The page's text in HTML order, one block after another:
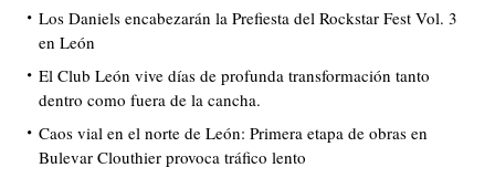
Los Daniels encabezarán la Prefiesta del Rockstar Fest Vol. 3
en León
El Club León vive días de profunda transformación tanto
dentro como fuera de la cancha.
Caos vial en el norte de León: Primera etapa de obras en
Bulevar Clouthier provoca tráfico lento